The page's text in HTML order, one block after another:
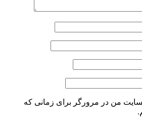
من در مرورگر برای زمانی که